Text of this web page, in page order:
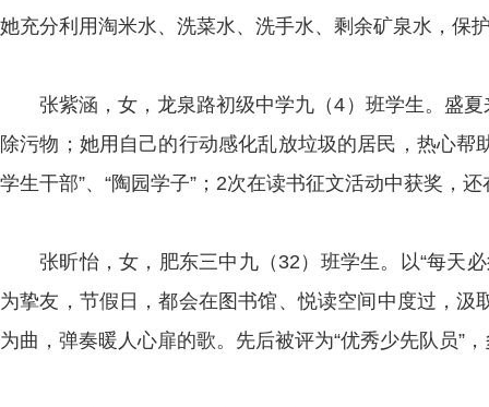
她充分利用淘米水、洗菜水、洗手水、剩余矿泉水，保
张紫涵，女，龙泉路初级中学九（4）班学生。盛
除污物；她用自己的行动感化乱放垃圾的居民，热心帮
学生干部”、“陶园学子”；2次在读书征文活动中获奖，
张昕怡，女，肥东三中九（32）班学生。以“每天
为挚友，节假日，都会在图书馆、悦读空间中度过，
为曲，弹奏暖人心扉的歌。先后被评为“优秀少先队员”